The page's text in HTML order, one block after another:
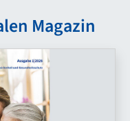
Magazin